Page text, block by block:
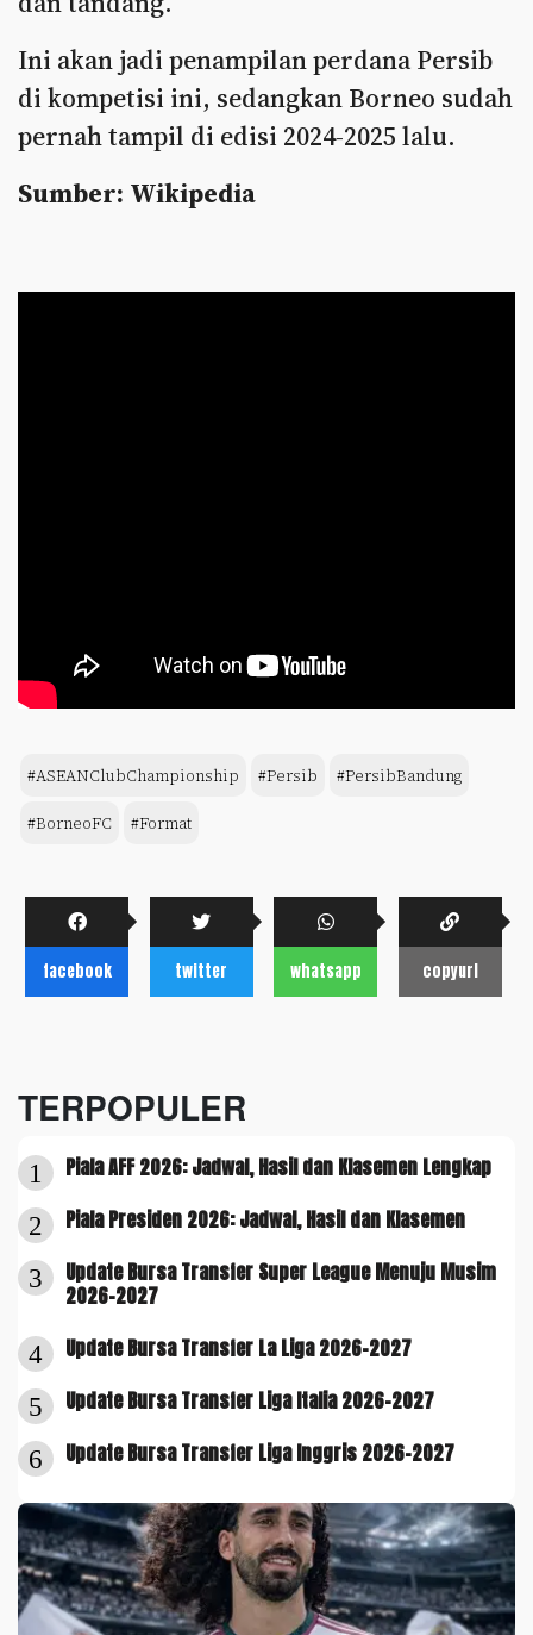
Ini akan jadi penampilan perdana Persib
di kompetisi ini, sedangkan Borneo sudah
pernah tampil di edisi 2024-2025 lalu.
Sumber: Wikipedia
#ASEANClubChampionship #Persib #PersibBandung
#BorneoFC #Format
facebook twitter whatsapp copyurl
TERPOPULER
1 Piala AFF 2026: Jadwal, Hasil dan Klasemen Lengkap
2 Piala Presiden 2026: Jadwal, Hasil dan Klasemen
3
Update Bursa Transfer Super League Menuju Musim
2026-2027
4 Update Bursa Transfer La Liga 2026-2027
5 Update Bursa Transfer Liga Italia 2026-2027
6 Update Bursa Transfer Liga Inggris 2026-2027